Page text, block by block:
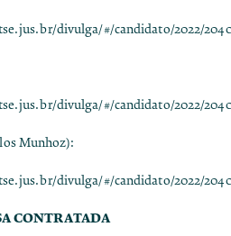
divulga/#/candidato/2022/
divulga/#/candidato/2022/
Munhoz):
divulga/#/candidato/2022/
CONTRATADA